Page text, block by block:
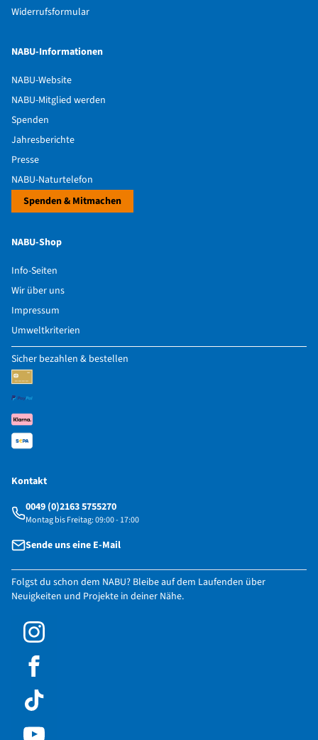
Widerrufsformular
NABU-Informationen
NABU-Website
NABU-Mitglied werden
Spenden
Jahresberichte
Presse
NABU-Naturtelefon
Spenden & Mitmachen
NABU-Shop
Info-Seiten
Wir über uns
Impressum
Umweltkriterien
Sicher bezahlen & bestellen
Kontakt
0049 (0)2163 5755270
Montag bis Freitag: 09:00 - 17:00
Sende uns eine E-Mail
Folgst du schon dem NABU? Bleibe auf dem Laufenden über
Neuigkeiten und Projekte in deiner Nähe.